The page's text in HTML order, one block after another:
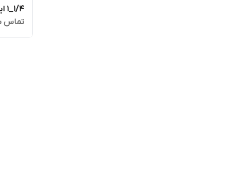
استار TOPEX STAR مدل 4SS 3/22
تماس